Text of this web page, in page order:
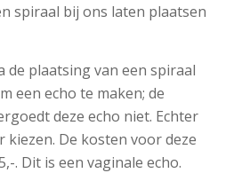
spiraal bij ons laten plaatsen
de plaatsing van een spiraal
een echo te maken; de
deze echo niet. Echter
kiezen. De kosten voor deze
. Dit is een vaginale echo.